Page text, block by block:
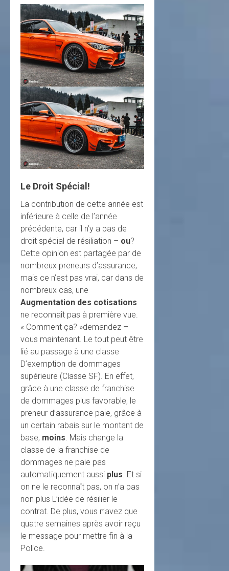
Le Droit Spécial!
La contribution de cette année est
inférieure à celle de l’année
précédente, car il n’y a pas de
droit spécial de résiliation – ou?
Cette opinion est partagée par de
nombreux preneurs d’assurance,
mais ce n’est pas vrai, car dans de
nombreux cas, une
Augmentation des cotisations
ne reconnaît pas à première vue.
« Comment ça? »demandez –
vous maintenant. Le tout peut être
lié au passage à une classe
D’exemption de dommages
supérieure (Classe SF). En effet,
grâce à une classe de franchise
de dommages plus favorable, le
preneur d’assurance paie, grâce à
un certain rabais sur le montant de
base, moins. Mais change la
classe de la franchise de
dommages ne paie pas
automatiquement aussi plus. Et si
on ne le reconnaît pas, on n’a pas
non plus L’idée de résilier le
contrat. De plus, vous n’avez que
quatre semaines après avoir reçu
le message pour mettre fin à la
Police.